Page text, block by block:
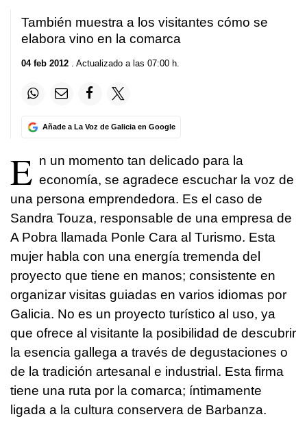
También muestra a los visitantes cómo se
elabora vino en la comarca
04 feb 2012 . Actualizado a las 07:00 h.
Añade a La Voz de Galicia en Google
E n un momento tan delicado para la
economía, se agradece escuchar la voz de
una persona emprendedora. Es el caso de
Sandra Touza, responsable de una empresa de
A Pobra llamada Ponle Cara al Turismo. Esta
mujer habla con una energía tremenda del
proyecto que tiene en manos; consistente en
organizar visitas guiadas en varios idiomas por
Galicia. No es un proyecto turístico al uso, ya
que ofrece al visitante la posibilidad de descubrir
la esencia gallega a través de degustaciones o
de la tradición artesanal e industrial. Esta firma
tiene una ruta por la comarca; íntimamente
ligada a la cultura conservera de Barbanza.